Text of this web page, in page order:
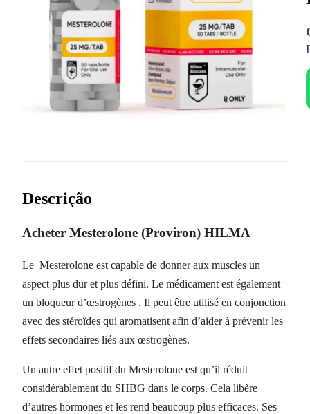
Descrição
Acheter Mesterolone (Proviron) HILMA
Le Mesterolone est capable de donner aux muscles un
aspect plus dur et plus défini. Le médicament est également
un bloqueur d’œstrogènes . Il peut être utilisé en conjonction
avec des stéroïdes qui aromatisent afin d’aider à prévenir les
effets secondaires liés aux œstrogènes.
Un autre effet positif du Mesterolone est qu’il réduit
considérablement du SHBG dans le corps. Cela libère
d’autres hormones et les rend beaucoup plus efficaces. Ses